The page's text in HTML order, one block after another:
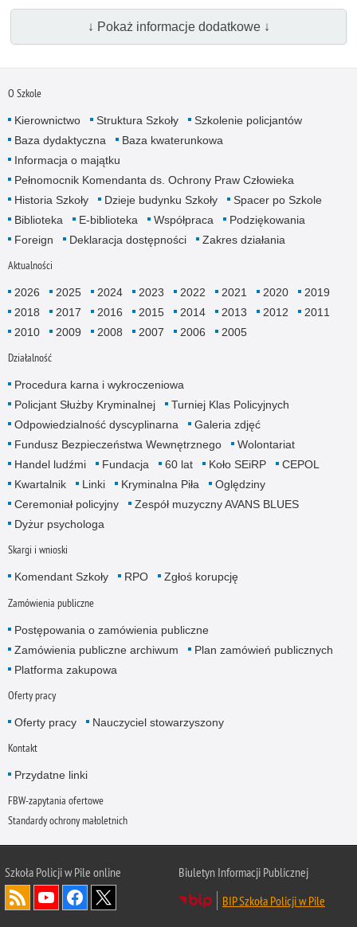
↓ Pokaż informacje dodatkowe ↓
O Szkole
Kierownictwo Struktura Szkoły
Szkolenie policjantów
Baza dydaktyczna
Baza kwaterunkowa
Informacja o majątku
Pełnomocnik Komendanta ds. Ochrony Praw Człowieka
Historia Szkoły
Dzieje budynku Szkoły
Spacer po Szkole
Biblioteka
E-biblioteka Współpraca
Podziękowania
Foreign
Deklaracja dostępności Zakres działania
Aktualności
2026 2025 2024 2023 2022 2021 2020
2019
2018
2017 2016 2015 2014 2013 2012
2011
2010
2009 2008 2007 2006 2005
Działalność
Procedura karna i wykroczeniowa
Policjant Służby Kryminalnej
Turniej Klas Policyjnych
Odpowiedzialność dyscyplinarna
Galeria zdjęć
Fundusz Bezpieczeństwa Wewnętrznego
Wolontariat
Handel ludźmi
Fundacja 60 lat Koło SEiRP
CEPOL
Kwartalnik
Linki Kryminalna Piła
Oględziny
Ceremoniał policyjny
Zespół muzyczny AVANS BLUES
Dyżur psychologa
Skargi i wnioski
Komendant Szkoły RPO Zgłoś korupcję
Zamówienia publiczne
Postępowania o zamówienia publiczne
Zamówienia publiczne archiwum
Plan zamówień publicznych
Platforma zakupowa
Oferty pracy
Oferty pracy Nauczyciel stowarzyszony
Kontakt
Przydatne linki
FBW-zapytania ofertowe
Standardy ochrony małoletnich
Szkoła Policji w Pile online
Biuletyn Informacji Publicznej
BIP Szkoła Policji w Pile